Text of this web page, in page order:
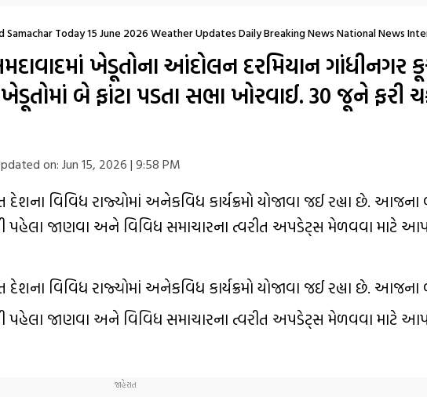
Today 15 June 2026 Weather Updates Daily Breaking News National News
ખેડૂતોના આંદોલન દરમિયાન ગાંધીનગર
બે ફાંટા પડતા સભા ખોરવાઈ. 30 જૂને ફરી
on: Jun 15, 2026 | 9:58 PM
વિવિધ રાજ્યોમાં અનેકવિધ કાર્યક્રમો યોજાવા જઈ રહ્યા છે. આજના
પહેલા જાણવા અને વિવિધ સમાચારના ત્વરીત અપડેટ્સ મેળવવા
વિવિધ રાજ્યોમાં અનેકવિધ કાર્યક્રમો યોજાવા જઈ રહ્યા છે. આજના
પહેલા જાણવા અને વિવિધ સમાચારના ત્વરીત અપડેટ્સ મેળવવા